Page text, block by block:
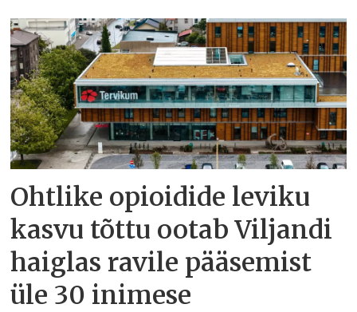
Ohtlike opioidide leviku
kasvu tõttu ootab Viljandi
haiglas ravile pääsemist
üle 30 inimese